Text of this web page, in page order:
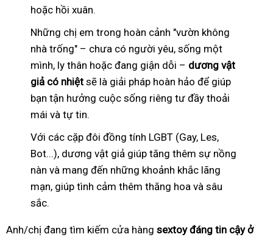
hoặc hồi xuân.
Những chị em trong hoàn cảnh "vườn không
nhà trống" – chưa có người yêu, sống một
mình, ly thân hoặc đang giận dỗi – dương vật
giả có nhiệt sẽ là giải pháp hoàn hảo để giúp
bạn tận hưởng cuộc sống riêng tư đầy thoải
mái và tự tin.
Với các cặp đôi đồng tính LGBT (Gay, Les,
Bot...), dương vật giả giúp tăng thêm sự nồng
nàn và mang đến những khoảnh khắc lãng
mạn, giúp tình cảm thêm thăng hoa và sâu
sắc.
Anh/chị đang tìm kiếm cửa hàng sextoy đáng tin cậy ở